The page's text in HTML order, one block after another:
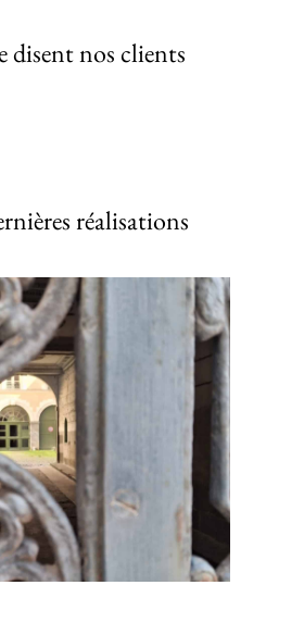
disent nos clients
réalisations